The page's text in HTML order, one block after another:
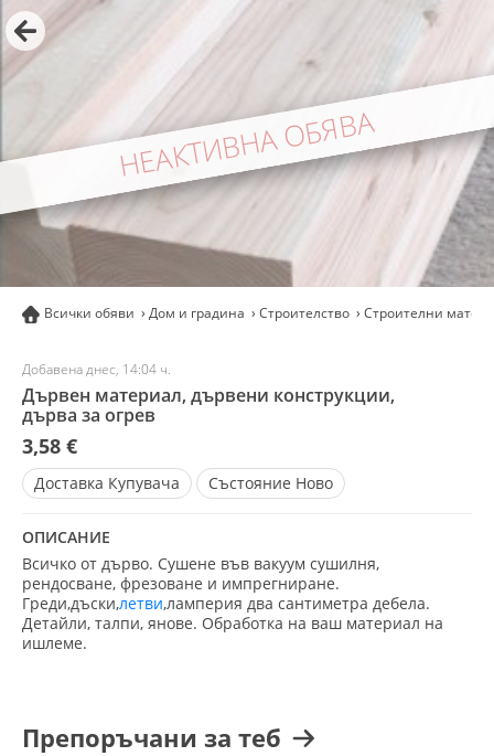
НЕАКТИВНА ОБЯВА
Всички обяви Дом и градина Строителство Строителни
Добавена днес, 14:04 ч.
Дървен материал, дървени конструкции,
дърва за огрев
3,58 €
Доставка Купувача Състояние Ново
ОПИСАНИЕ
Всичко от дърво. Сушене във вакуум сушилня,
рендосване, фрезоване и импрегниране.
Греди,дъски,летви,ламперия два сантиметра дебела.
Детайли, талпи, янове. Обработка на ваш материал на
ишлеме.
Препоръчани за теб